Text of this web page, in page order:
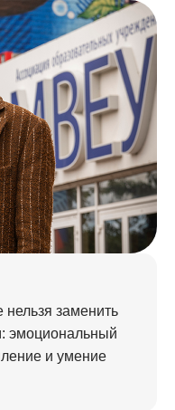
заменить
эмоциональный
и умение